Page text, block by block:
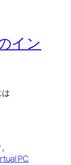
イン
PC